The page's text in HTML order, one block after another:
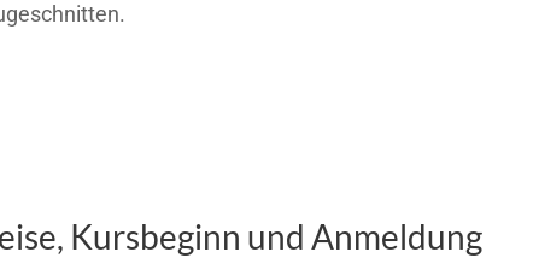
Kursbeginn und Anmeldung